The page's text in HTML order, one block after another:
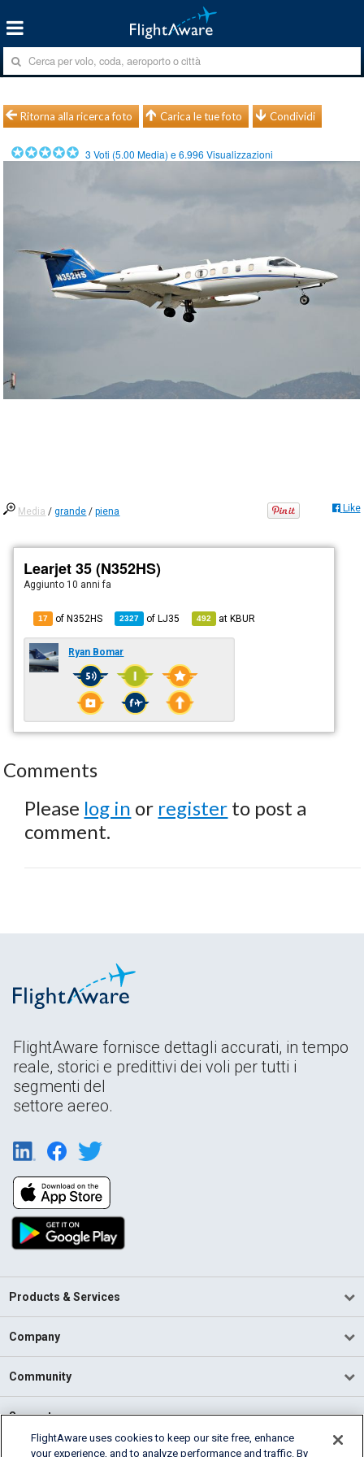
Ritorna alla ricerca foto Carica le tue foto Condividi
3 Voti (5.00 Media) e6.996 Visualizzazioni
Media /grande /piena Like
Learjet 35 (N352HS)
Aggiunto 10 anni fa
17 of N352HS 2327 ofLJ35 492 atKBUR
Ryan Bomar
Comments
Please log in or register to post a
comment.
FlightAware fornisce dettagli accurati, in tempo
reale, storici e predittivi dei voli per tutti i
segmenti del
settore aereo.
Products & Services
Company
Community
Support
FlightAware uses cookies to keep our site free, enhance
your experience, and to analyze performance and traffic. By